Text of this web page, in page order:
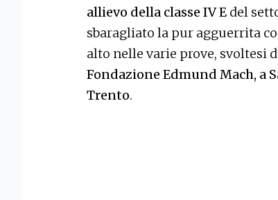
allievo della classe IV E del
sbaragliato la pur agguerrita
alto nelle varie prove, svoltesi
Fondazione Edmund Mach, a
Trento.